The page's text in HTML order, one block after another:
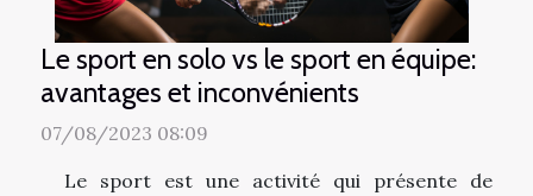
Le sport en solo vs le sport en équipe:
avantages et inconvénients
07/08/2023 08:09
Le sport est une activité qui présente de